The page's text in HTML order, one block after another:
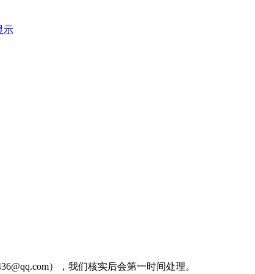
示
），我们核实后会第一时间处理。